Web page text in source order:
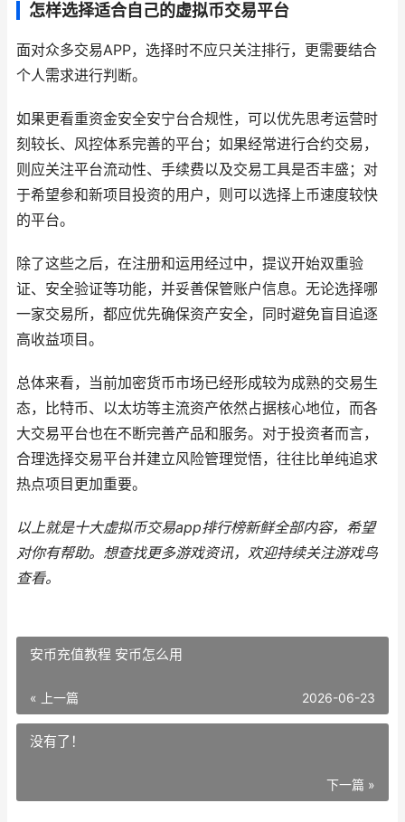
怎样选择适合自己的虚拟币交易平台
面对众多交易APP，选择时不应只关注排行，更需要结合
个人需求进行判断。
如果更看重资金安全安宁台合规性，可以优先思考运营时
刻较长、风控体系完善的平台；如果经常进行合约交易，
则应关注平台流动性、手续费以及交易工具是否丰盛；对
于希望参和新项目投资的用户，则可以选择上币速度较快
的平台。
除了这些之后，在注册和运用经过中，提议开始双重验
证、安全验证等功能，并妥善保管账户信息。无论选择哪
一家交易所，都应优先确保资产安全，同时避免盲目追逐
高收益项目。
总体来看，当前加密货币市场已经形成较为成熟的交易生
态，比特币、以太坊等主流资产依然占据核心地位，而各
大交易平台也在不断完善产品和服务。对于投资者而言，
合理选择交易平台并建立风险管理觉悟，往往比单纯追求
热点项目更加重要。
以上就是十大虚拟币交易app排行榜新鲜全部内容，希望
对你有帮助。 想查找更多游戏资讯，欢迎持续关注游戏鸟
查看。
安币充值教程 安币怎么用
« 上一篇 2026-06-23
没有了！
下一篇 »